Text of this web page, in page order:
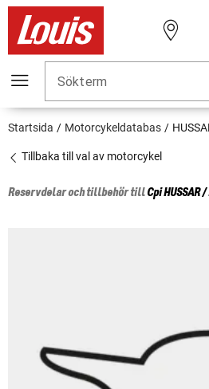
Sökterm
Startsida Motorcykeldatabas
Tillbaka till val av motorcykel
Reservdelar och tillbehör tillCpiHUSSAR